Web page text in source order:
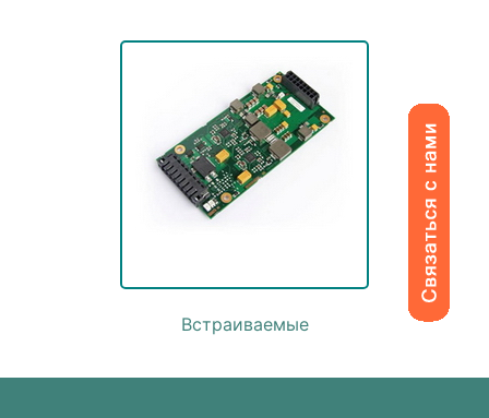
Встраиваемые